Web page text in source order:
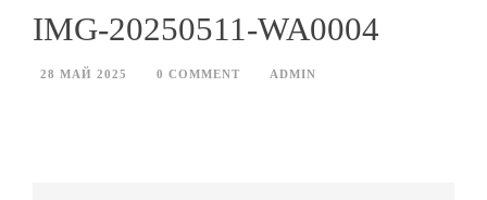
IMG-20250511-WA0004
28 МАЙ 2025 0 COMMENT ADMIN